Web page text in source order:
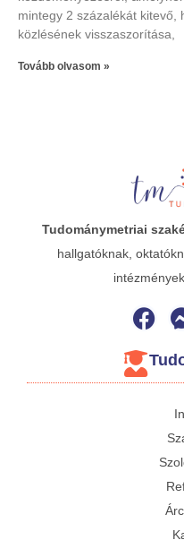
mintegy 2 százalékát kitevő,
közlésének visszaszorítása,
Tovább olvasom »
Tudománymetriai
hallgatóknak,